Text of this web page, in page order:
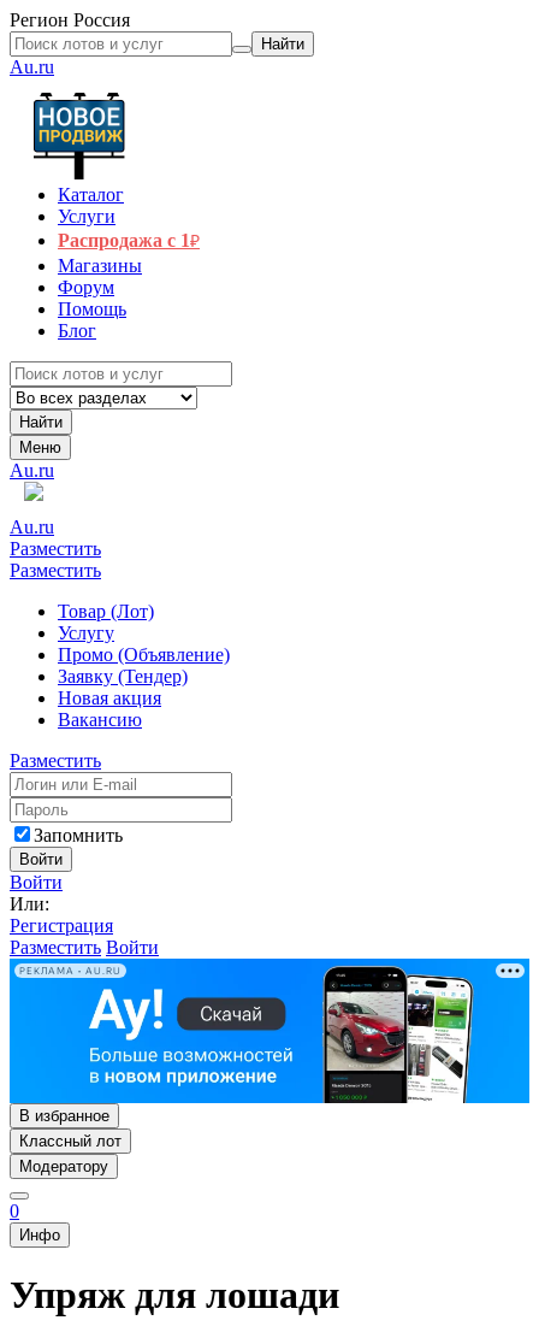
Регион Россия
Найти
Au.ru
Каталог
Услуги
Распродажа с 1₽
Магазины
Форум
Помощь
Блог
Найти
Меню
Au.ru
Au.ru
Разместить
Разместить
Товар (Лот)
Услугу
Промо (Объявление)
Заявку (Тендер)
Новая акция
Вакансию
Разместить
Запомнить
Войти
Войти
Или:
Регистрация
Разместить Войти
РЕКЛАМА • AU.RU
В избранное
Классный лот
Модератору
0
Инфо
Упряж для лошади